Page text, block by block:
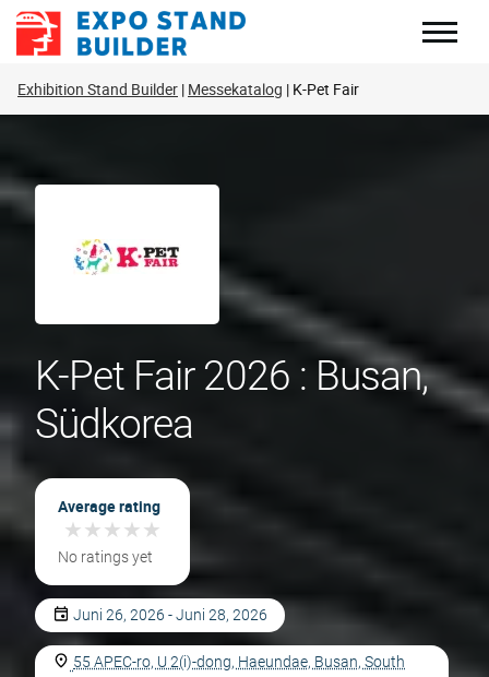
Zum
Inhalt
Exhibition Stand Builder Messekatalog K-Pet Fair
K-Pet Fair 2026 : Busan,
Südkorea
Average rating
★★★★★
★★★★★
No ratings yet
Juni 26, 2026 - Juni 28, 2026
55 APEC-ro, U 2(i)-dong, Haeundae, Busan, South